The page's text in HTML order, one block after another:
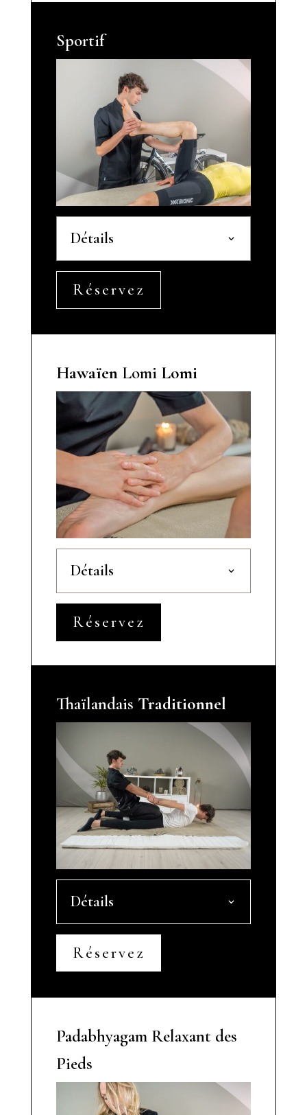
Sportif
Détails
Réservez
HawaïenLomiLomi
Détails
Réservez
Thaïlandais Traditionnel
Détails
Réservez
Padabhyagam Relaxant des
Pieds